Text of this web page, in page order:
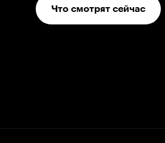
Что смотрят сейчас